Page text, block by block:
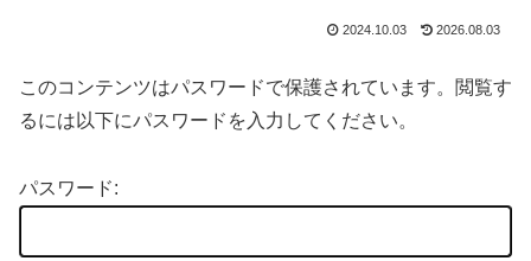
2024.10.03 2026.08.03
このコンテンツはパスワードで保護されています。閲覧す
るには以下にパスワードを入力してください。
パスワード: